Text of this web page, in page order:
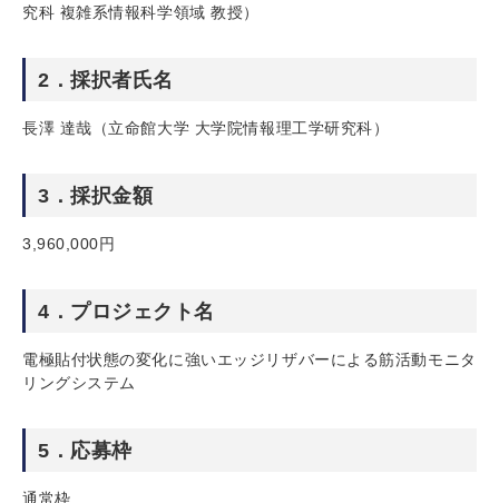
究科 複雑系情報科学領域 教授）
2．採択者氏名
長澤 達哉（立命館大学 大学院情報理工学研究科）
3．採択金額
3,960,000円
4．プロジェクト名
電極貼付状態の変化に強いエッジリザバーによる筋活動モニタ
リングシステム
5．応募枠
通常枠